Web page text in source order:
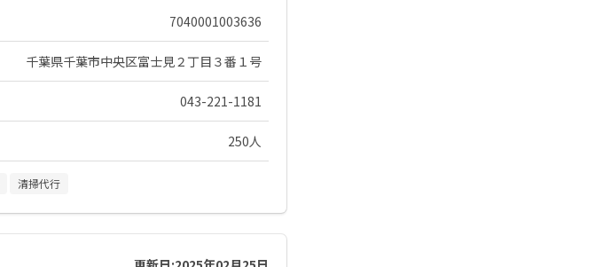
7040001003636
千葉県千葉市中央区富士見２丁目３番１号
043-221-1181
250人
清掃代行